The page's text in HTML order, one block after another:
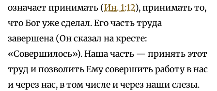
означает принимать (Ин. 1:12), принимать то,
что Бог уже сделал. Его часть труда
завершена (Он сказал на кресте:
«Совершилось»). Наша часть — принять этот
труд и позволить Ему совершить работу в нас
и через нас, в том числе и через наши слезы.